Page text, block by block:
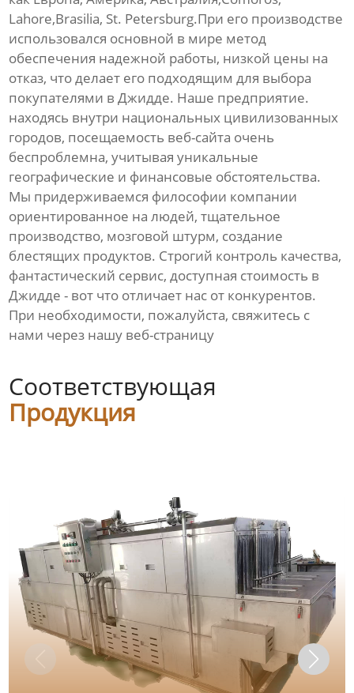
Lahore,Brasilia, St. Petersburg.При его производстве
использовался основной в мире метод
обеспечения надежной работы, низкой цены на
отказ, что делает его подходящим для выбора
покупателями в Джидде. Наше предприятие.
находясь внутри национальных цивилизованных
городов, посещаемость веб-сайта очень
беспроблемна, учитывая уникальные
географические и финансовые обстоятельства.
Мы придерживаемся философии компании
ориентированное на людей, тщательное
производство, мозговой штурм, создание
блестящих продуктов. Строгий контроль качества,
фантастический сервис, доступная стоимость в
Джидде - вот что отличает нас от конкурентов.
При необходимости, пожалуйста, свяжитесь с
нами через нашу веб-страницу
Соответствующая
Продукция